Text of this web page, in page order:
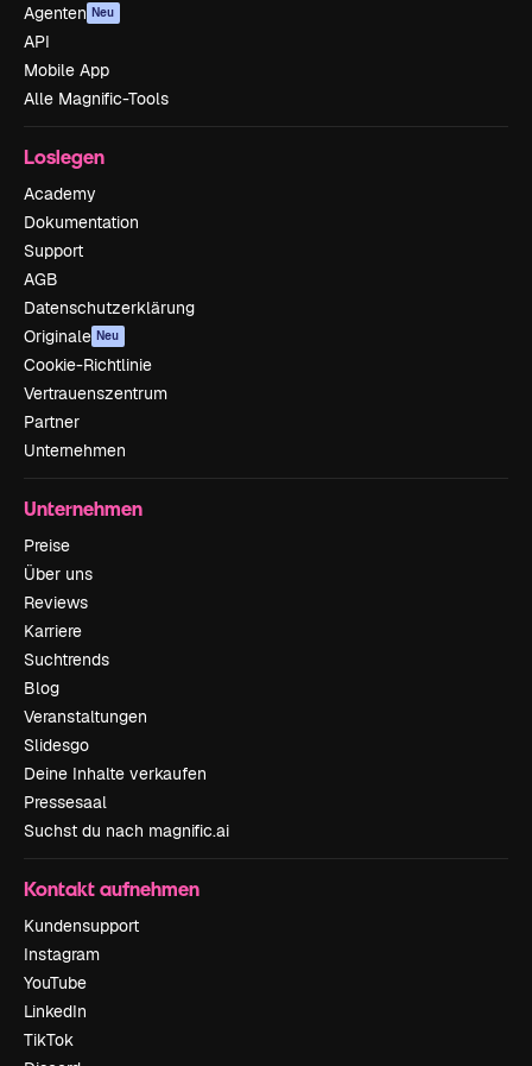
Agenten Neu
API
Mobile App
Alle Magnific-Tools
Loslegen
Academy
Dokumentation
Support
AGB
Datenschutzerklärung
Originale Neu
Cookie-Richtlinie
Vertrauenszentrum
Partner
Unternehmen
Unternehmen
Preise
Über uns
Reviews
Karriere
Suchtrends
Blog
Veranstaltungen
Slidesgo
Deine Inhalte verkaufen
Pressesaal
Suchst du nach magnific.ai
Kontakt aufnehmen
Kundensupport
Instagram
YouTube
LinkedIn
TikTok